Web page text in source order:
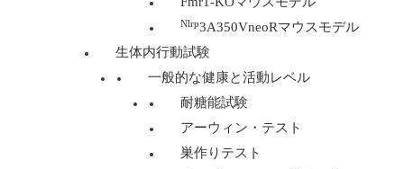
Nlrp3A350VneoRマウスモデル
生体内行動試験
一般的な健康と活動レベル
耐糖能試験
アーウィン・テスト
巣作りテスト